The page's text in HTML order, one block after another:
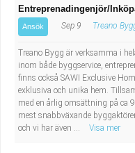
Entreprenadingenjör/
Ansök Sep 9 Treano
Treano Bygg är verksamma i
inom både byggservice,
finns också SAWI Exclusive
exklusiva och unika hem.
med en årlig omsättning på ca
mest snabbväxande
och vi har även ...
Visa mer